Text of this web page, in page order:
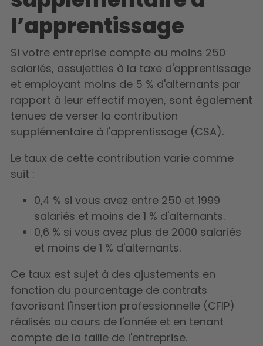
l’apprentissage
Si votre entreprise compte au moins 250
salariés, assujetties à la taxe d'apprentissage
et employant moins de 5 % d'alternants par
rapport à leur effectif moyen, sont également
tenues de verser la contribution
supplémentaire à l'apprentissage (CSA).
Le taux de cette contribution varie comme
suit :
0,4 % si vous avez entre 250 et 1999
salariés et moins de 1 % d'alternants.
0,6 % si vous avez plus de 2000 salariés
et moins de 1 % d'alternants.
Ce taux est sujet à des ajustements en
fonction du pourcentage de contrats
favorisant l'insertion professionnelle (CFIP)
réalisés au cours de l'année et en tenant
compte de la taille de l'entreprise.